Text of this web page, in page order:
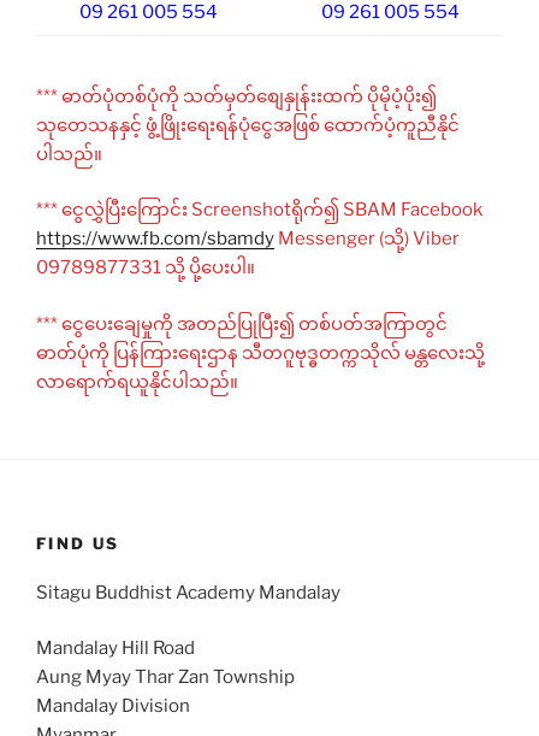
09 261 005 554
09 261 005 554
*** ဓာတ်ပုံတစ်ပုံကို သတ်မှတ်စျေနှုန်းးထက် ပိုမိုပံ့ပိုး၍
သုတေသနနှင့် ဖွံ့ဖြိုးရေးရန်ပုံငွေအဖြစ် ထောက်ပံ့ကူညီနိုင်
ပါသည်။
*** ငွေလွှဲပြီးကြောင်း Screenshotရိုက်၍ SBAM Facebook
https://www.fb.com/sbamdy Messenger (သို့) Viber
09789877331 သို့ ပို့ပေးပါ။
*** ငွေပေးချေမှုကို အတည်ပြုပြီး၍ တစ်ပတ်အကြာတွင်
ဓာတ်ပုံကို ပြန်ကြားရေးဌာန သီတဂူဗုဒ္ဓတက္ကသိုလ် မန္တလေးသို့
လာရောက်ရယူနိုင်ပါသည်။
FIND US
Sitagu Buddhist Academy Mandalay
Mandalay Hill Road
Aung Myay Thar Zan Township
Mandalay Division